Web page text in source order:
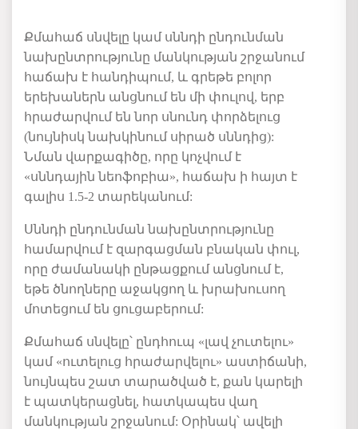
Քմահաճ սնվելը կամ սննդի ընդունման
նախընտրությունը մանկության շրջանում
հաճախ է հանդիպում, և գրեթե բոլոր
երեխաներն անցնում են մի փուլով, երբ
հրաժարվում են նոր սնունդ փորձելուց
(նույնիսկ նախկինում սիրած սննդից):
Նման վարքագիծը, որը կոչվում է
«սննդային նեոֆոբիա», հաճախ ի հայտ է
գալիս 1.5-2 տարեկանում:
Սննդի ընդունման նախընտրությունը
համարվում է զարգացման բնական փուլ,
որը ժամանակի ընթացքում անցնում է,
եթե ծնողները աջակցող և խրախուսող
մոտեցում են ցուցաբերում:
Քմահաճ սնվելը՝ ընդհուպ «լավ չուտելու»
կամ «ուտելուց հրաժարվելու» աստիճանի,
նույնպես շատ տարածված է, քան կարելի
է պատկերացնել, հատկապես վաղ
մանկության շրջանում: Օրինակ՝ ավելի